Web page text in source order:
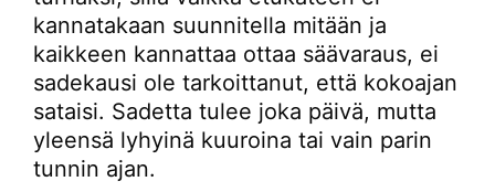
kannatakaan suunnitella mitään ja
kaikkeen kannattaa ottaa säävaraus, ei
sadekausi ole tarkoittanut, että kokoajan
sataisi. Sadetta tulee joka päivä, mutta
yleensä lyhyinä kuuroina tai vain parin
tunnin ajan.